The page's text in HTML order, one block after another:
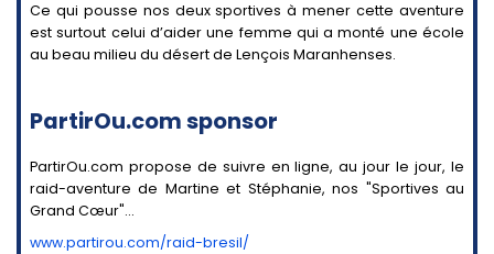
Ce qui pousse nos deux sportives à mener cette aventure
est surtout celui d’aider une femme qui a monté une école
au beau milieu du désert de Lençois Maranhenses.
PartirOu.com sponsor
PartirOu.com propose de suivre en ligne, au jour le jour, le
raid-aventure de Martine et Stéphanie, nos "Sportives au
Grand Cœur"...
www.partirou.com/raid-bresil/